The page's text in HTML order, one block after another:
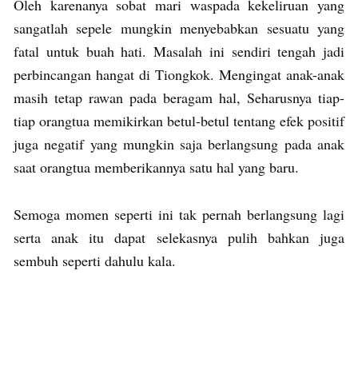
Oleh karenanya sobat mari waspada kekeliruan yang
sangatlah sepele mungkin menyebabkan sesuatu yang
fatal untuk buah hati. Masalah ini sendiri tengah jadi
perbincangan hangat di Tiongkok. Mengingat anak-anak
masih tetap rawan pada beragam hal, Seharusnya tiap-
tiap orangtua memikirkan betul-betul tentang efek positif
juga negatif yang mungkin saja berlangsung pada anak
saat orangtua memberikannya satu hal yang baru.
Semoga momen seperti ini tak pernah berlangsung lagi
serta anak itu dapat selekasnya pulih bahkan juga
sembuh seperti dahulu kala.